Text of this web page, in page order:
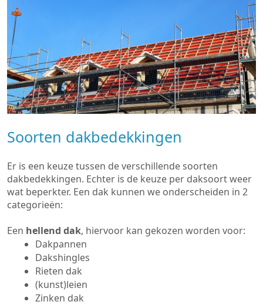
Soorten dakbedekkingen
Er is een keuze tussen de verschillende soorten
dakbedekkingen. Echter is de keuze per daksoort weer
wat beperkter. Een dak kunnen we onderscheiden in 2
categorieën:
Een hellend dak, hiervoor kan gekozen worden voor:
Dakpannen
Dakshingles
Rieten dak
(kunst)leien
Zinken dak